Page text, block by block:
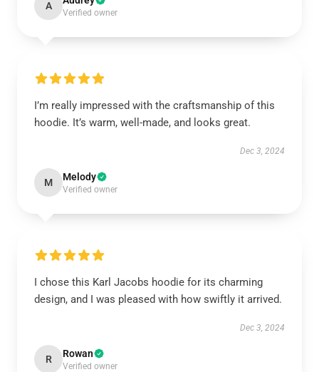
A
Verified owner
I’m really impressed with the craftsmanship of this
hoodie. It’s warm, well-made, and looks great.
Dec 3, 2024
M Melody
Verified owner
I chose this Karl Jacobs hoodie for its charming
design, and I was pleased with how swiftly it arrived.
Dec 3, 2024
R Rowan
Verified owner